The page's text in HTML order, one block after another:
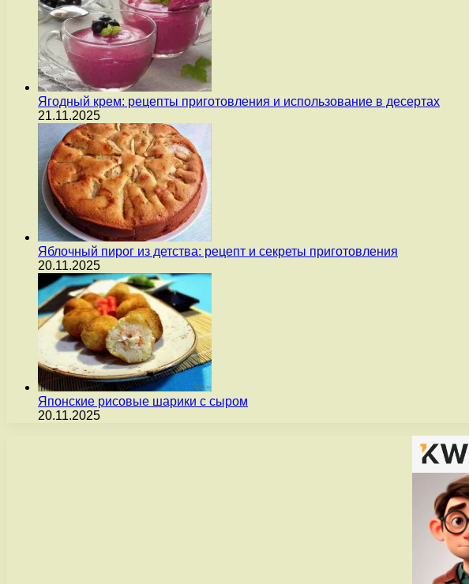
Ягодный крем: рецепты приготовления и использование в десертах
21.11.2025
Яблочный пирог из детства: рецепт и секреты приготовления
20.11.2025
Японские рисовые шарики с сыром
20.11.2025